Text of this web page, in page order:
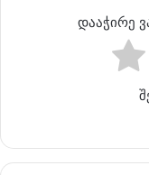
დააჭირე